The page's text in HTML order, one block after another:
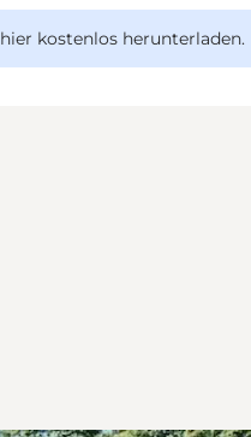
hier kostenlos herunterladen.